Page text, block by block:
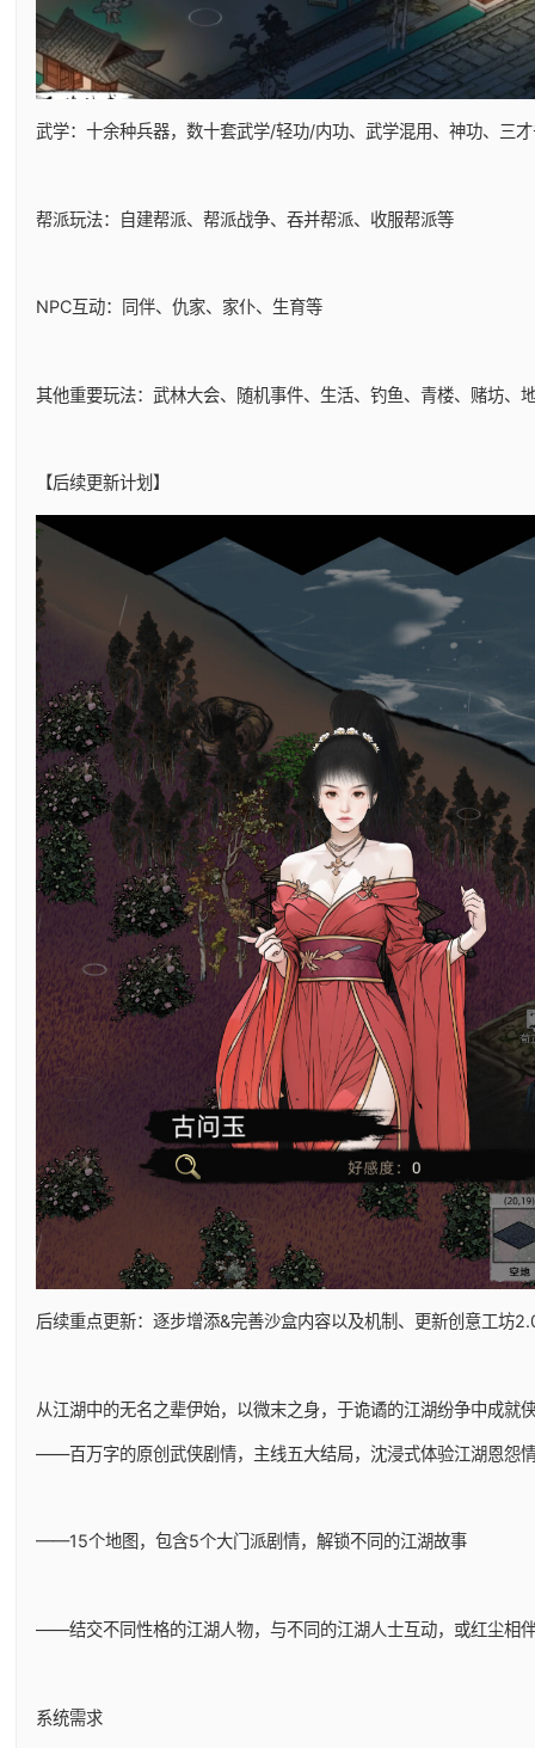
武学：十余种兵器，数十套武学/轻功/内功、武学混用、神功、三
帮派玩法：自建帮派、帮派战争、吞并帮派、收服帮派等
NPC互动：同伴、仇家、家仆、生育等
其他重要玩法：武林大会、随机事件、生活、钓鱼、青楼、赌坊、
【后续更新计划】
后续重点更新：逐步增添&完善沙盒内容以及机制、更新创意工坊
从江湖中的无名之辈伊始，以微末之身，于诡谲的江湖纷争中成就
——百万字的原创武侠剧情，主线五大结局，沈浸式体验江湖恩怨
——15个地图，包含5个大门派剧情，解锁不同的江湖故事
——结交不同性格的江湖人物，与不同的江湖人士互动，或红尘相
系统需求